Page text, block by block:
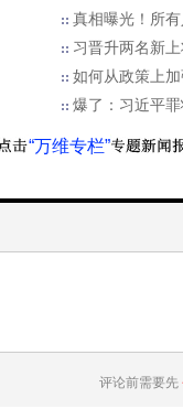
真相曝光！所
习晋升两名新
如何从政策上
爆了：习近平
“万维专栏”
评论前需要先